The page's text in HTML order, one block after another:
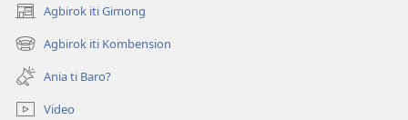
Agbirok iti Gimong
(manglukat
iti
baro
window)
Agbirok iti Kombension
(manglukat
iti
baro
a
Ania ti Baro?
Video